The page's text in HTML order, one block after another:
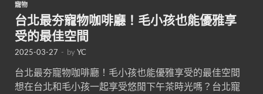
寵物
台北最夯寵物咖啡廳！毛小孩也能優雅享
受的最佳空間
2025-03-27 - byYC
台北最夯寵物咖啡廳！毛小孩也能優雅享受的最佳空間
想在台北和毛小孩一起享受悠閒下午茶時光嗎？台北寵